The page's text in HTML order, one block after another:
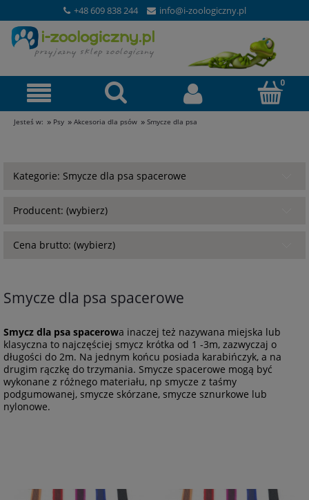
+48 609 838 244 info@i-zoologiczny.pl
Jesteś w: » Psy » Akcesoria dla psów » Smycze dla psa
Kategorie: Smycze dla psa spacerowe
Producent: (wybierz)
Cena brutto: (wybierz)
Smycze dla psa spacerowe
Smycz dla psa spacerowa inaczej też nazywana miejska lub
klasyczna to najczęściej smycz krótka od 1 -3m, zazwyczaj o
długości do 2m. Na jednym końcu posiada karabińczyk, a na
drugim rączkę do trzymania. Smycze spacerowe mogą być
wykonane z różnego materiału, np smycze z taśmy
podgumowanej, smycze skórzane, smycze sznurkowe lub
nylonowe.